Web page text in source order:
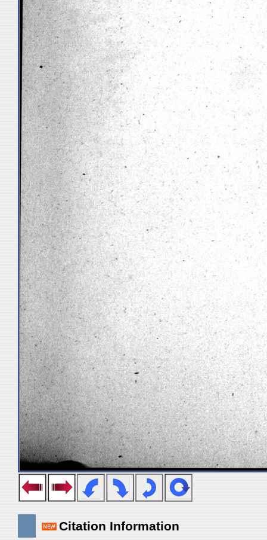
Citation Information